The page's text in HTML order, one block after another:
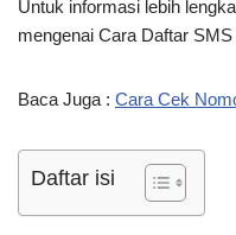
Untuk informasi lebih
mengenai Cara Daftar
Baca Juga : Cara Cek
Daftar isi